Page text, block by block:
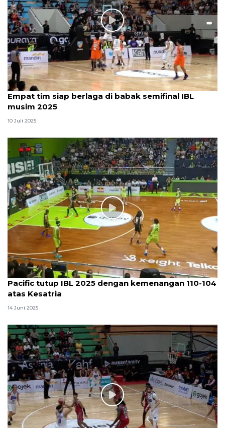
Empat tim siap berlaga di babak semifinal IBL
musim 2025
10 Juli 2025
Pacific tutup IBL 2025 dengan kemenangan 110-104
atas Kesatria
14 Juni 2025